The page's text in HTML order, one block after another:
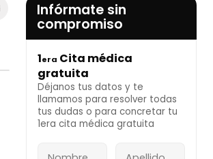
INFÓRMATE AHORA
Infórmate sin
compromiso
1era Cita médica
gratuita
Déjanos tus datos y te
llamamos para resolver todas
tus dudas o para concretar tu
1era cita médica gratuita